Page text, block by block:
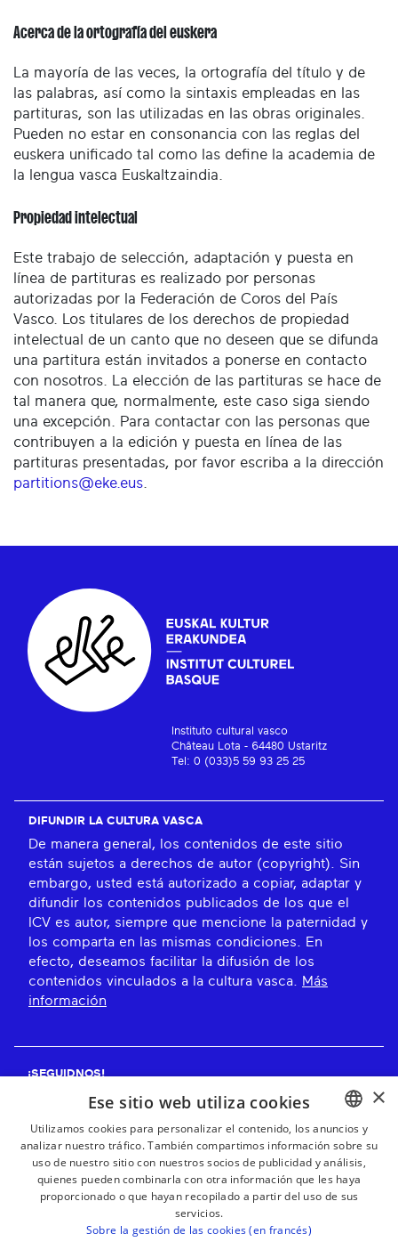
Acerca de la ortografía del euskera
La mayoría de las veces, la ortografía del título y de
las palabras, así como la sintaxis empleadas en las
partituras, son las utilizadas en las obras originales.
Pueden no estar en consonancia con las reglas del
euskera unificado tal como las define la academia de
la lengua vasca Euskaltzaindia.
Propiedad intelectual
Este trabajo de selección, adaptación y puesta en
línea de partituras es realizado por personas
autorizadas por la Federación de Coros del País
Vasco. Los titulares de los derechos de propiedad
intelectual de un canto que no deseen que se difunda
una partitura están invitados a ponerse en contacto
con nosotros. La elección de las partituras se hace de
tal manera que, normalmente, este caso siga siendo
una excepción. Para contactar con las personas que
contribuyen a la edición y puesta en línea de las
partituras presentadas, por favor escriba a la dirección
partitions@eke.eus
Instituto cultural vasco
Château Lota - 64480 Ustaritz
Tel: 0 (033)5 59 93 25 25
DIFUNDIR LA CULTURA VASCA
De manera general, los contenidos de este sitio
están sujetos a derechos de autor (copyright). Sin
embargo, usted está autorizado a copiar, adaptar y
difundir los contenidos publicados de los que el
ICV es autor, siempre que mencione la paternidad y
los comparta en las mismas condiciones. En
efecto, deseamos facilitar la difusión de los
contenidos vinculados a la cultura vasca. Más
información
¡SEGUIDNOS!
¡RECIBE NUESTROS BOLETINES!
Suscribirse
BASQUE
FRENCH
×
Ese sitio web utiliza cookies
Utilizamos cookies para personalizar el contenido, los anuncios y
analizar nuestro tráfico. También compartimos información sobre su
uso de nuestro sitio con nuestros socios de publicidad y análisis,
quienes pueden combinarla con otra información que les haya
proporcionado o que hayan recopilado a partir del uso de sus
servicios.
Sobre la gestión de las cookies (en francés)